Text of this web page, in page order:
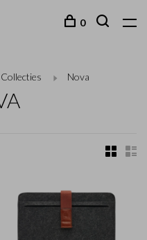
0
Collecties Nova